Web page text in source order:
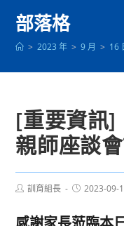
部落格
> 2023 年 > 9 月 > 16
[重要資訊]
親師座談
Post訓育組長
Post2023-09-